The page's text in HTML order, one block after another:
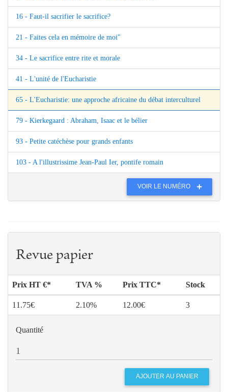
16 - Faut-il sacrifier le sacrifice?
21 - Faites cela en mémoire de moi"
34 - Le sacrifice entre rite et morale
41 - L'unité de l'Eucharistie
65 - L'Eucharistie: une approche africaine du débat interculturel
79 - Kierkegaard : Abraham, Isaac et le bélier
93 - Petite catéchèse pour grands enfants
103 - A l'illustrissime Jean-Paul Ier, pontife romain
VOIR LE NUMÉRO
Revue papier
Prix HT €* TVA % Prix TTC* Stock
11.75€ 2.10% 12.00€ 3
Quantité